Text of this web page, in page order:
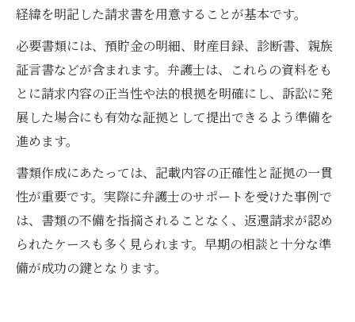
経緯を明記した請求書を用意することが基本です。
必要書類には、預貯金の明細、財産目録、診断書、親族
証言書などが含まれます。弁護士は、これらの資料をも
とに請求内容の正当性や法的根拠を明確にし、訴訟に発
展した場合にも有効な証拠として提出できるよう準備を
進めます。
書類作成にあたっては、記載内容の正確性と証拠の一貫
性が重要です。実際に弁護士のサポートを受けた事例で
は、書類の不備を指摘されることなく、返還請求が認め
られたケースも多く見られます。早期の相談と十分な準
備が成功の鍵となります。